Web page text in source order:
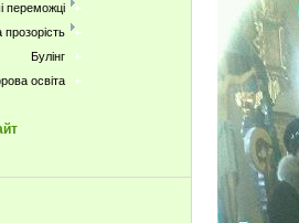
переможці
прозорість
Булінг
освіта